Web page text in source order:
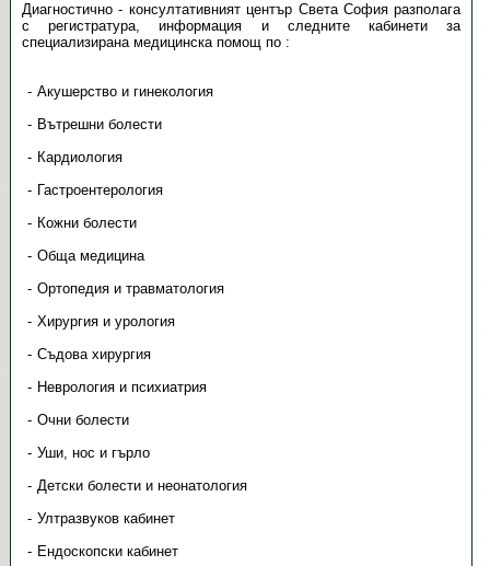
Диагностично - консултативният център Света София разполага
с регистратура, информация и следните кабинети за
специализирана медицинска помощ по :
Акушерство и гинекология
Вътрешни болести
Кардиология
Гастроентерология
Кожни болести
Обща медицина
Ортопедия и травматология
Хирургия и урология
Съдова хирургия
Неврология и психиатрия
Очни болести
Уши, нос и гърло
Детски болести и неонатология
Ултразвуков кабинет
Ендоскопски кабинет